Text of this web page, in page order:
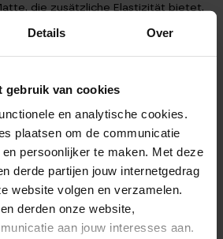
Details Over
gebruik van cookies
en analytische cookies.
plaatsen om de communicatie
persoonlijker te maken. Met deze
derde partijen jouw internetgedrag
website volgen en verzamelen.
derden onze website,
aan jouw interesses aan.
die zusätzliche Elastizität bietet,
festere Oberfläche, die mehr
hat vier Griffe für den
wenn Sie ihn zusammenrollen, passt
Tasche.
flexiblem und haltbarem PVC und